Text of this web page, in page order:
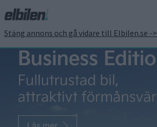
Stäng annons och gå vidare till Elbilen.se ->
Lunaz